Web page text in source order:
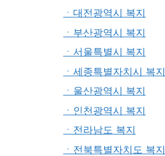
ㆍ대전광역시 복지
ㆍ부산광역시 복지
ㆍ서울특별시 복지
ㆍ세종특별자치시 복지
ㆍ울산광역시 복지
ㆍ인천광역시 복지
ㆍ전라남도 복지
ㆍ전북특별자치도 복지